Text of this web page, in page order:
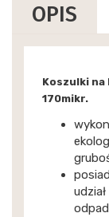
OPIS
Koszulki na
170mikr.